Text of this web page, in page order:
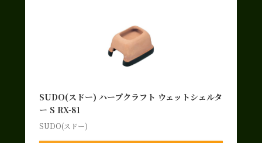
SUDO(スドー) ハープクラフト ウェットシェルタ
ー S RX-81
SUDO(スドー)